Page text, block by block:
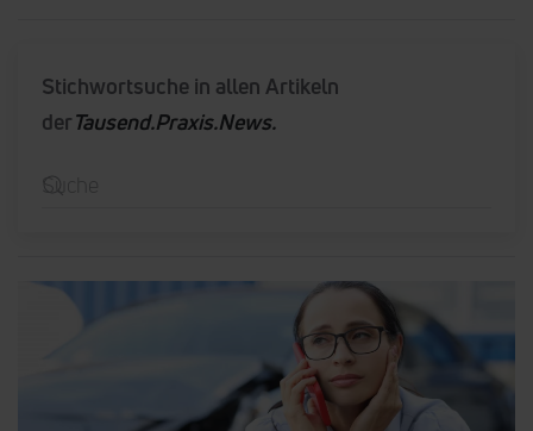
Stichwortsuche in allen Artikeln
derTausend.Praxis.News.